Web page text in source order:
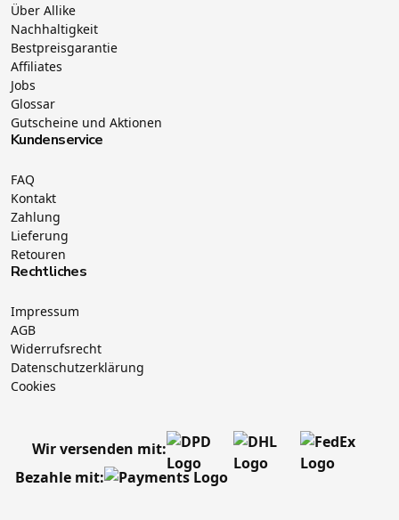
Über Allike
Nachhaltigkeit
Bestpreisgarantie
Affiliates
Jobs
Glossar
Gutscheine und Aktionen
Kundenservice
FAQ
Kontakt
Zahlung
Lieferung
Retouren
Rechtliches
Impressum
AGB
Widerrufsrecht
Datenschutzerklärung
Cookies
Wir versenden mit:
Bezahle mit: